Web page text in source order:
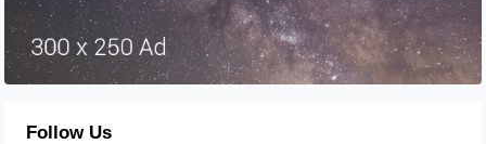
Follow Us